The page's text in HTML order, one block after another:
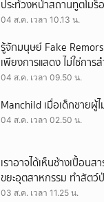
ประท้วงหน้าสถานทูตโม
เมืองเซวตาออกนอกประเทศ
04 ส.ค. เวลา 10.13 น.
รู้จักมนุษย์ Fake
เพียงการแสดง ไม่ใช่การ
04 ส.ค. เวลา 09.50 น.
Manchild เมื่อเด็กชายผู้
04 ส.ค. เวลา 02.50 น.
เราอาจได้เห็นช้างเปื้อน
ขยะอุตสาหกรรม ทำสัตว์
เปื้อน
03 ส.ค. เวลา 11.25 น.